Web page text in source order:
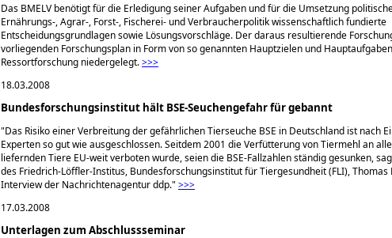
Das BMELV benötigt für die Erledigung seiner Aufgaben und für die Umsetzung
Ernährungs-, Agrar-, Forst-, Fischerei- und Verbraucherpolitik wissenschaftlich fundierte
Entscheidungsgrundlagen sowie Lösungsvorschläge. Der daraus resultierende
vorliegenden Forschungsplan in Form von so genannten Hauptzielen und
Ressortforschung niedergelegt.>>>
18.03.2008
Bundesforschungsinstitut hält BSE-Seuchengefahr für gebannt
"Das Risiko einer Verbreitung der gefährlichen Tierseuche BSE in Deutschland ist nach
Experten so gut wie ausgeschlossen. Seitdem 2001 die Verfütterung von Tiermehl an
liefernden Tiere EU-weit verboten wurde, seien die BSE-Fallzahlen ständig gesunken,
des Friedrich-Löffler-Institus, Bundesforschungsinstitut für Tiergesundheit (FLI),
Interview der Nachrichtenagentur ddp." >>>
17.03.2008
Unterlagen zum Abschlussseminar